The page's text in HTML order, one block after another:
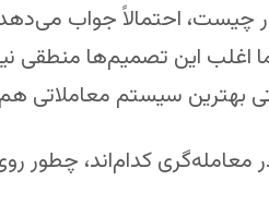
چیست، احتمالاً جواب
اغلب این تصمیم‌ها منطقی
بهترین سیستم معاملاتی
کدام‌اند، چطور روی